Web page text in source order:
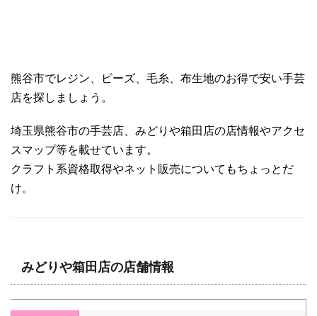
熊谷市でレジン、ビーズ、毛糸、布生地のお得で安い手芸
店を探しましょう。
埼玉県熊谷市の手芸店、みどりや箱田店の店情報やアクセ
スマップ等を載せています。
クラフト系資格取得やネット販売についてもちょっとだ
け。
みどりや箱田店の店舗情報